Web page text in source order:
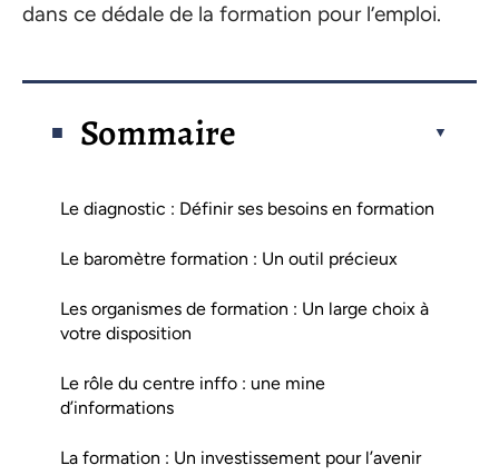
dans ce dédale de la formation pour l’emploi.
Sommaire
Le diagnostic : Définir ses besoins en formation
Le baromètre formation : Un outil précieux
Les organismes de formation : Un large choix à
votre disposition
Le rôle du centre inffo : une mine
d’informations
La formation : Un investissement pour l’avenir